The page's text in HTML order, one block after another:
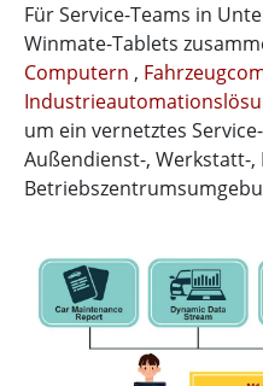
Für Service-Teams in
Winmate-Tablets
Computern ,
um ein vernetztes
Außendienst-, Werkstatt-,